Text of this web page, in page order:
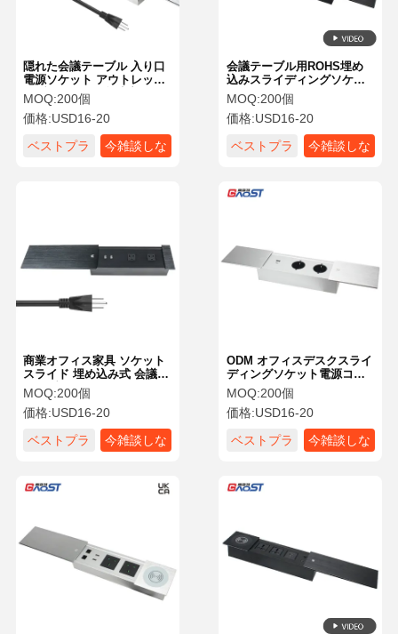
企業情報
会議テーブル用ROHS埋め
込みスライディングソケッ
ト電源コンセント
MOQ:200個
価格:USD16-20
ベストプラ
今雑談しな
隠れた会議テーブル 入り口
電源ソケット アウトレット
ハブ 20W USB 急速充電
MOQ:200個
価格:USD16-20
ベストプラ
今雑談しな
ODM オフィスデスクスライ
ディングソケット電源コン
セントUSB付きアルミニウ
ム合金
MOQ:200個
価格:USD16-20
ベストプラ
今雑談しな
商業オフィス家具 ソケット
スライド 埋め込み式 会議室
テーブル 電源コンセント
MOQ:200個
価格:USD16-20
ベストプラ
今雑談しな